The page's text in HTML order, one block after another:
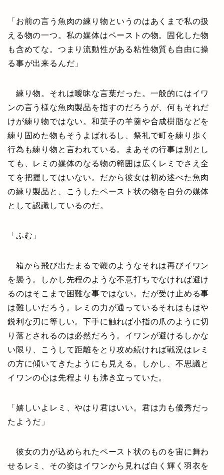
「お前の言う魚肉の練り物というのはあくまで私の扱
える物の一つ。私の媒体はペーストの物。固化した物
も含めてな。つまり流動性がある粘性物質も自由に操
る事が出来るんだ」
練り物。それは曖昧な言葉だった。一般的にはイワ
ンの言う様な魚肉製品を指すのだろうが、何もそれだ
けが練り物ではない。和菓子の羊羹や合成樹脂などを
練り固めた物もそうよばれるし、祭礼で町を練り歩く
行為も練り物と言われている。まあその行事は別とし
ても、レミの媒体のなる物の範囲は広くレミでさえ全
てを把握してはいない。だから彼女は初め述べた魚肉
の練り製品と、こうしたペースト状の物を自分の媒体
として認識しているのだ。
「ふむ」
箱から飛び出たまるで鞭のようなそれは再びイワン
を襲う。しかし先程のような不意打ちでなければ避け
るのはそこまで困難な事ではない。だが受け止める事
は難しいだろう。レミの力が通っているそれはもはや
鋭利な刃に等しい。下手に触れば小指の爪のように切
り落とされるのは必然だろう。イワンが避けるしかな
い限り、こうして距離をとり攻め続ければ戦況はレミ
の方に傾いてきたようにも見える。しかし、不思議と
イワンの心は先程よりも沸き立っていた。
「嬉しいよレミ、やはり君はいい。君は力も優秀だっ
たようだ」
彼女の力が込められたペースト状のものを宙に舞わ
せるレミ、その姿はイワンから見れば白く輝く羽衣を